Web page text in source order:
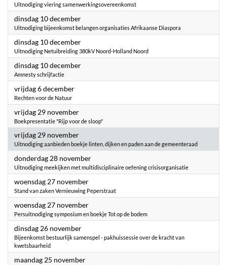
Uitnodiging viering samenwerkingsovereenkomst
dinsdag 10 december2024
Uitnodiging bijeenkomst belangen organisaties Afrikaanse Diaspora
dinsdag 10 december2024
Uitnodiging Netuibreiding 380kV Noord-Holland Noord
dinsdag 10 december2024
Amnesty schrijfactie
vrijdag 6 december2024
Rechten voor de Natuur
vrijdag 29 november2024
Boekpresentatie "Rijp voor de sloop"
vrijdag 29 november2024
Uitnodiging aanbieden boekje linten, dijken en paden aan de gemeenteraad
donderdag 28 november2024
Uitnodiging meekijken met multidisciplinaire oefening crisisorganisatie
woensdag 27 november2024
Stand van zaken Vernieuwing Peperstraat
woensdag 27 november2024
Persuitnodiging symposium en boekje Tot op de bodem
dinsdag 26 november2024
Bijeenkomst bestuurlijk samenspel - pakhuissessie over de kracht van
kwetsbaarheid
maandag 25 november2024